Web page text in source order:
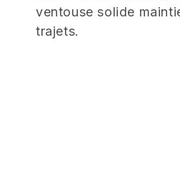
o
ventouse solide
trajets.